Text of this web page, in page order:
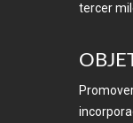
tercer